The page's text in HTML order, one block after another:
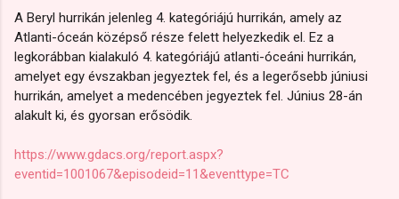
A Beryl hurrikán jelenleg 4. kategóriájú hurrikán, amely az
Atlanti-óceán középső része felett helyezkedik el. Ez a
legkorábban kialakuló 4. kategóriájú atlanti-óceáni hurrikán,
amelyet egy évszakban jegyeztek fel, és a legerősebb júniusi
hurrikán, amelyet a medencében jegyeztek fel. Június 28-án
alakult ki, és gyorsan erősödik.
https://www.gdacs.org/report.aspx?
eventid=1001067&episodeid=11&eventtype=TC